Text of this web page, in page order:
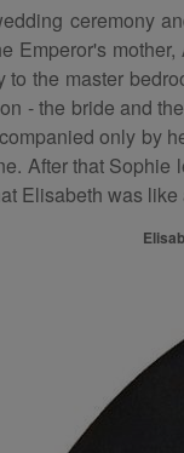
ceremony
Emperor's
to the master
- the bride and
only by
After that Sophie
Elisabeth was